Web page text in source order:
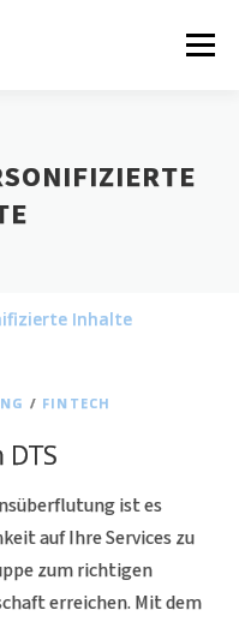
Menü
Inhalte
/ FINTECH
ist es
auf Ihre Services zu
zum richtigen
erreichen. Mit dem